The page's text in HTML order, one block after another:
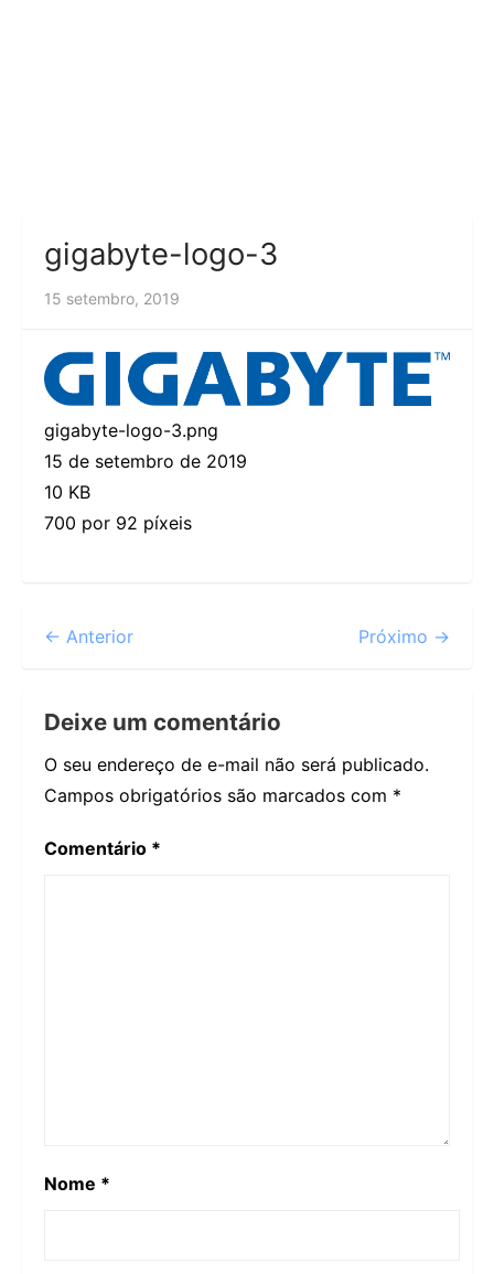
gigabyte-logo-3
15 setembro, 2019
gigabyte-logo-3.png
15 de setembro de 2019
10 KB
700 por 92 píxeis
← Anterior Próximo →
Deixe um comentário
O seu endereço de e-mail não será publicado.
Campos obrigatórios são marcados com *
Comentário *
Nome *